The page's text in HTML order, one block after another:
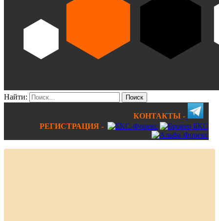
Найти:
КОНТАКТЫ -
РЕГИСТРАЦИЯ -